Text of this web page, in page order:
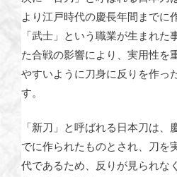
より江戸時代の慶長年間までに
「武士」という職業が生まれた
た合戦の影響により、実用性を
やすいように刀身に反りを作っ
す。
「新刀」と呼ばれる日本刀は、
でに作られたものとされ、刀を
代であるため、反りが見られな